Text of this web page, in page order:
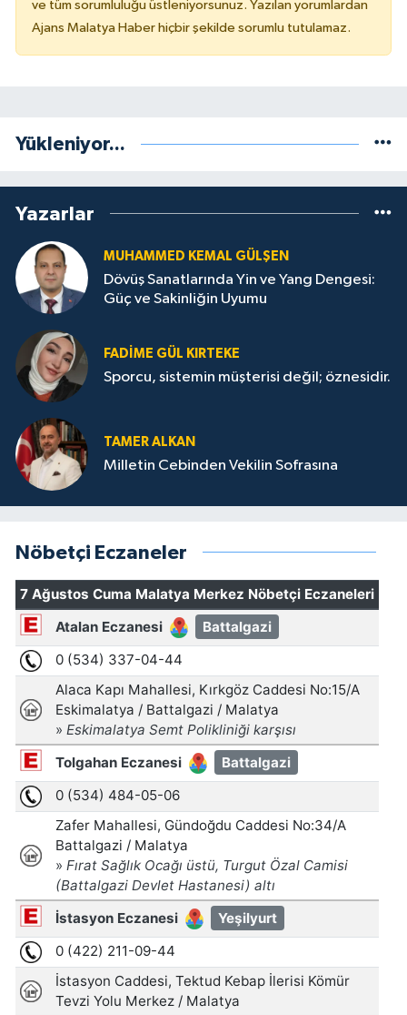
ve tüm sorumluluğu üstleniyorsunuz. Yazılan yorumlardan
Ajans Malatya Haber hiçbir şekilde sorumlu tutulamaz.
Yükleniyor...
Yazarlar
MUHAMMED KEMAL GÜLŞEN
Dövüş Sanatlarında Yin ve Yang Dengesi:
Güç ve Sakinliğin Uyumu
FADIME GÜL KIRTEKE
Sporcu, sistemin müşterisi değil; öznesidir.
TAMER ALKAN
Milletin Cebinden Vekilin Sofrasına
Nöbetçi Eczaneler